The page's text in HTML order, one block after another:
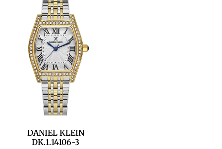
DANIEL KLEIN
DK.1.14106-3